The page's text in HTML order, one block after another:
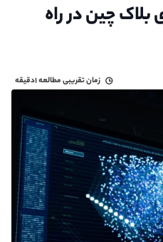
چین در راه
زمان تقریبی مطالعه۱دقیقه